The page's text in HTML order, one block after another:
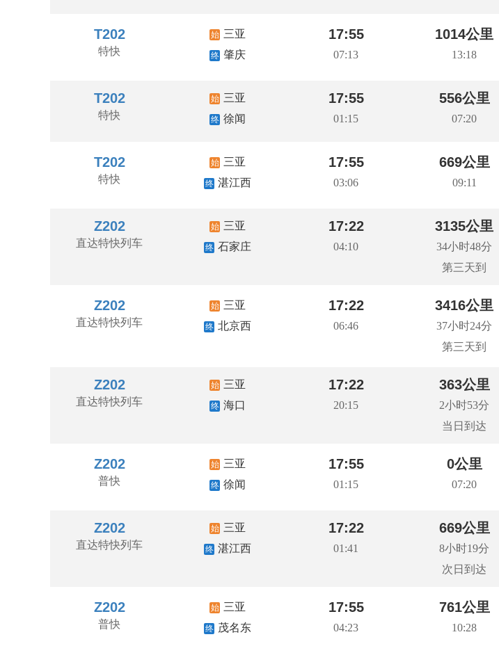
T202
特快
始 三亚
终 肇庆
17:55
07:13
1014公里
13:18
T202
特快
始 三亚
终 徐闻
17:55
01:15
556公里
07:20
T202
特快
始 三亚
终 湛江西
17:55
03:06
669公里
09:11
Z202
直达特快列车
始 三亚
终 石家庄
17:22
04:10
3135公里
34小时48分
第三天到
Z202
直达特快列车
始 三亚
终 北京西
17:22
06:46
3416公里
37小时24分
第三天到
Z202
直达特快列车
始 三亚
终 海口
17:22
20:15
363公里
2小时53分
当日到达
Z202
普快
始 三亚
终 徐闻
17:55
01:15
0公里
07:20
Z202
直达特快列车
始 三亚
终 湛江西
17:22
01:41
669公里
8小时19分
次日到达
Z202
普快
始 三亚
终 茂名东
17:55
04:23
761公里
10:28